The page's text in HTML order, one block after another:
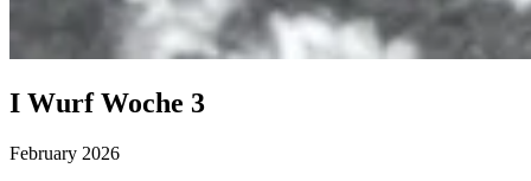
I Wurf Woche 3
February 2026